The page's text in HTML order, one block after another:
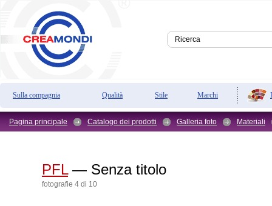
Sulla compagnia Qualità Stile Marchi
Pagina principale Catalogo dei prodotti Galleria foto Materiali
PFL— Senza titolo
fotografie 4 di 10